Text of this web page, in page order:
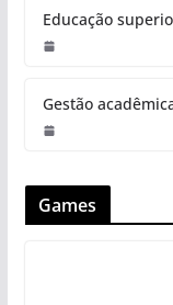
Educação
Gestão
Games